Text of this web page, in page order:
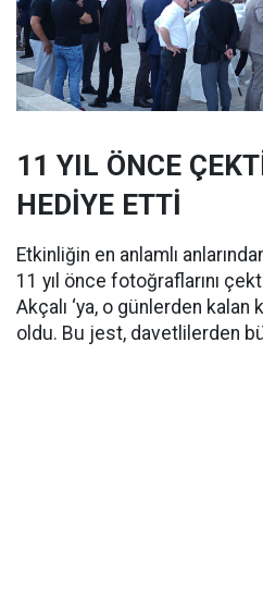
11 YIL ÖNCE
HEDİYE ETTİ
Etkinliğin en anlamlı
11 yıl önce fotoğraflarını
Akçalı ‘ya, o günlerden
oldu. Bu jest, davetlilerden